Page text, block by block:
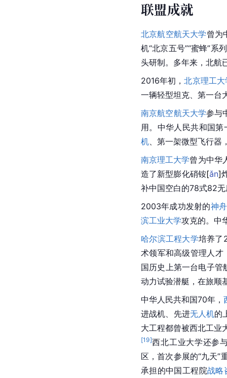
联盟成就
北京航空航天大学曾为
机“北京五号”“蜜蜂”系
头研制。多年来，北航
2016年初，北京理工大
一辆轻型坦克、第一台
南京航空航天大学参与
用。中华人民共和国
机、第一架微型飞行器
南京理工大学曾为中华
造了新型膨化硝铵[ǎn]
补中国空白的78式82
2003年成功发射的神
滨工业大学攻克的。中
哈尔滨工程大学培养了
术领军和高级管理人
国历史上第一台电子管
动力试验潜艇，在旅顺
中华人民共和国70年，
进战机、先进无人机的
大工程都曾被西北工业
[19]西北工业大学还参
区，首次参展的“九天”
承担的中国工程院战略